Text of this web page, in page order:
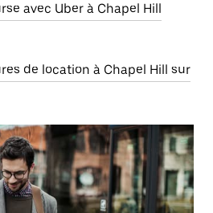
avec Uber à Chapel Hill
de location à Chapel Hill sur